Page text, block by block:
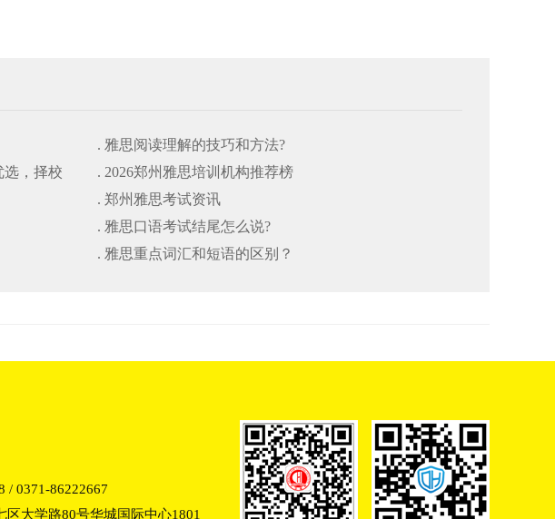
. 雅思阅读理解的技巧和方法?
选，择校
. 2026郑州雅思培训机构推荐榜
. 郑州雅思考试资讯
. 雅思口语考试结尾怎么说?
. 雅思重点词汇和短语的区别？
/ 0371-86222667
区大学路80号华城国际中心1801